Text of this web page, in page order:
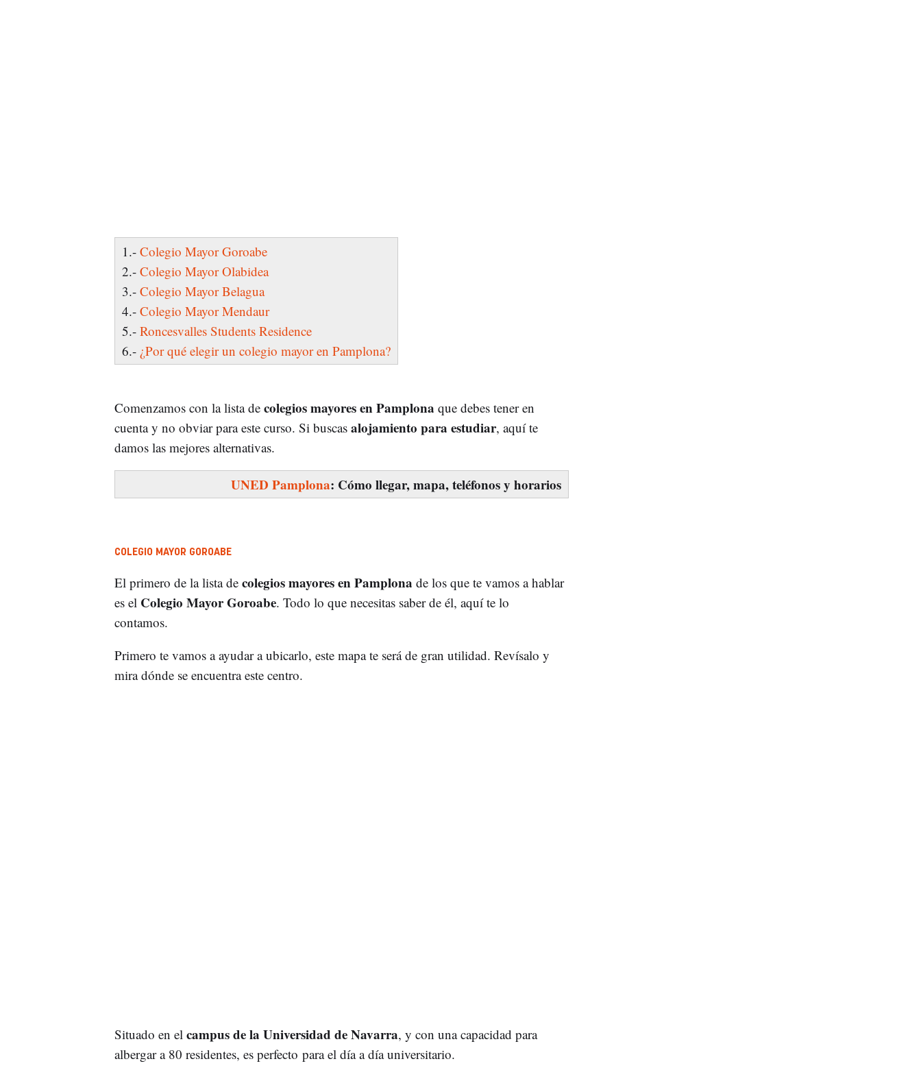
1.- Colegio Mayor Goroabe
2.- Colegio Mayor Olabidea
3.- Colegio Mayor Belagua
4.- Colegio Mayor Mendaur
5.- Roncesvalles Students Residence
6.- ¿Por qué elegir un colegio mayor en Pamplona?
Comenzamos con la lista de colegios mayores en Pamplona que debes tener en
cuenta y no obviar para este curso. Si buscas alojamiento para estudiar, aquí te
damos las mejores alternativas.
UNED Pamplona: Cómo llegar, mapa, teléfonos y horarios
COLEGIO MAYOR GOROABE
El primero de la lista de colegios mayores en Pamplona de los que te vamos a hablar
es el Colegio Mayor Goroabe. Todo lo que necesitas saber de él, aquí te lo
contamos.
Primero te vamos a ayudar a ubicarlo, este mapa te será de gran utilidad. Revísalo y
mira dónde se encuentra este centro.
Situado en el campus de la Universidad de Navarra, y con una capacidad para
albergar a 80 residentes, es perfecto para el día a día universitario.